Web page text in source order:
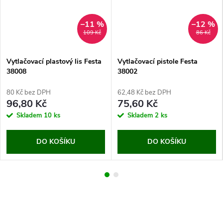
109 Kč
–11 %
Vytlačovací plastový lis Festa
38008
80 Kč bez DPH
96,80 Kč
Skladem 10 ks
DO KOŠÍKU
86 Kč
–12 %
Vytlačovací pistole Festa
38002
62,48 Kč bez DPH
75,60 Kč
Skladem 2 ks
DO KOŠÍKU